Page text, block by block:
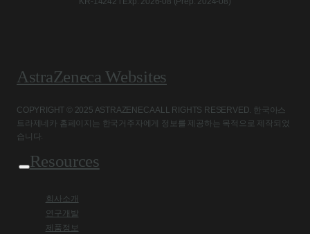
AstraZeneca Websites
COPYRIGHT © 2025 ASTRAZENECA ALL RIGHTS RESERVED. 한국아스
트라제네카 홈페이지는 한국거주자에게 정보를 제공하는 목적으로 제작되었
습니다.
Resources
회사소개
연구개발
제품정보